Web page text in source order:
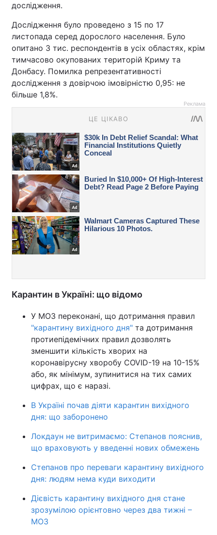
дослідження.
Дослідження було проведено з 15 по 17
листопада серед дорослого населення. Було
опитано 3 тис. респондентів в усіх областях, крім
тимчасово окупованих територій Криму та
Донбасу. Помилка репрезентативності
дослідження з довірчою імовірністю 0,95: не
більше 1,8%.
Реклама
Карантин в Україні: що відомо
У МОЗ переконані, що дотримання правил
"карантину вихідного дня" та дотримання
протиепідемічних правил дозволять
зменшити кількість хворих на
коронавірусну хворобу COVID-19 на 10-15%
або, як мінімум, зупинитися на тих самих
цифрах, що є наразі.
В Україні почав діяти карантин вихідного
дня: що заборонено
Локдаун не витримаємо: Степанов пояснив,
що враховують у введенні нових обмежень
Степанов про переваги карантину вихідного
дня: людям нема куди виходити
Дієвість карантину вихідного дня стане
зрозумілою орієнтовно через два тижні –
МОЗ